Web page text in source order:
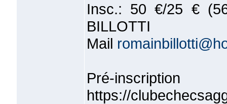
Insc.: 50 €/25 €
BILLOTTI
Mail
Pré-
https://